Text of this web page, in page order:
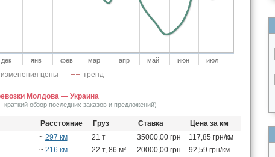
изменения цены тренд
дек янв фев мар апр май июн июл
Молдова — Украина
обзор последних заказов и предложений)
Расстояние Груз Ставка
Цена за км
~ 297 км 21 т 35000,00 грн
117,85 грн/км
~ 216 км 22 т, 86 м³ 20000,00 грн
92,59 грн/км